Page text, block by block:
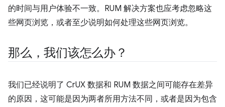
的时间与用户体验不一致。RUM 解决方案也应考虑忽略这
些网页浏览，或者至少说明如何处理这些网页浏览。
那么，我们该怎么办？
我们已经说明了 CrUX 数据和 RUM 数据之间可能存在差异
的原因，这可能是因为两者所用方法不同，或者是因为包含